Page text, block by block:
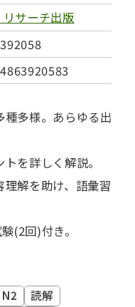
リサーチ出版
種多様。あらゆる出
を詳しく解説。
理解を助け、語彙習
(2回)付き。
N2
読解